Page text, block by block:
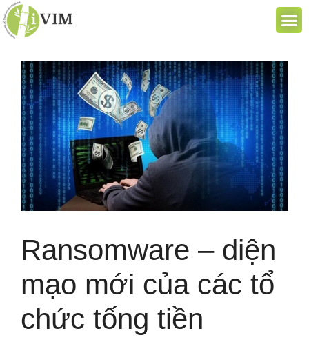
Ransomware – diện
mạo mới của các tổ
chức tống tiền